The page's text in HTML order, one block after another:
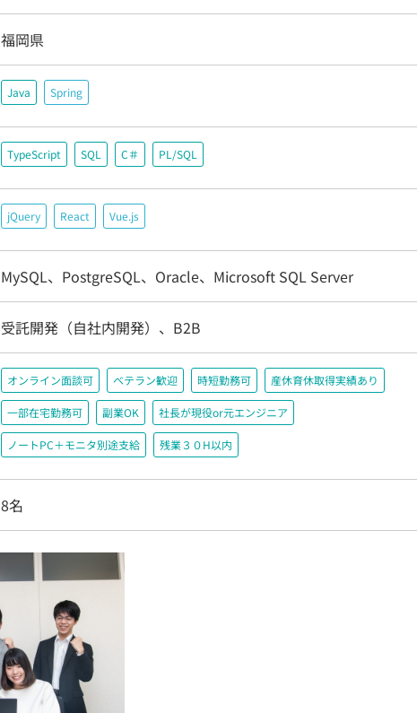
福岡県
Java Spring
TypeScript SQL C＃ PL/SQL
jQuery React Vue.js
MySQL、PostgreSQL、Oracle、Microsoft SQL Server
受託開発（自社内開発）、B2B
オンライン面談可 ベテラン歓迎 時短勤務可 産休育休取得実績あり
一部在宅勤務可 副業OK 社長が現役or元エンジニア
ノートPC＋モニタ別途支給 残業３０H以内
8名